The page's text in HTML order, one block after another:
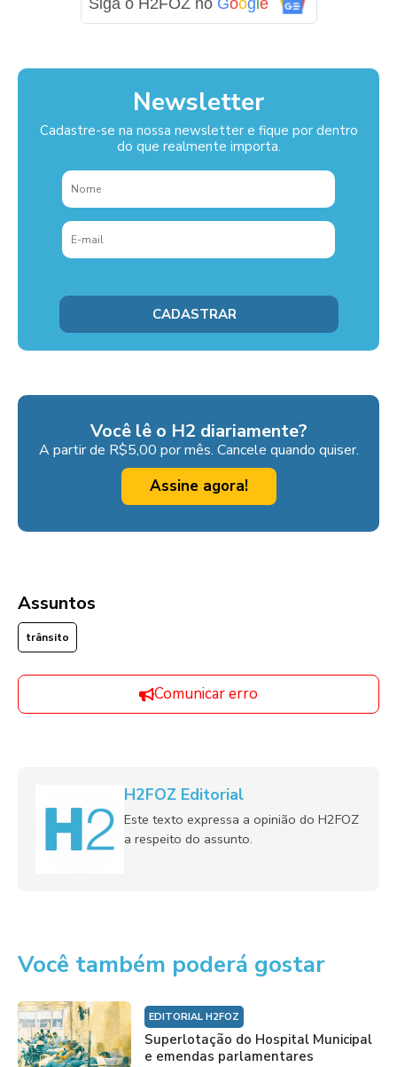
Newsletter
Cadastre-se na nossa newsletter e fique por dentro
do que realmente importa.
Você lê o H2 diariamente?
A partir de R$5,00 por mês. Cancele quando quiser.
Assine agora!
Assuntos
trânsito
Comunicar erro
H2FOZ Editorial
Este texto expressa a opinião do H2FOZ
a respeito do assunto.
Você também poderá gostar
EDITORIAL H2FOZ
Superlotação do Hospital Municipal
e emendas parlamentares